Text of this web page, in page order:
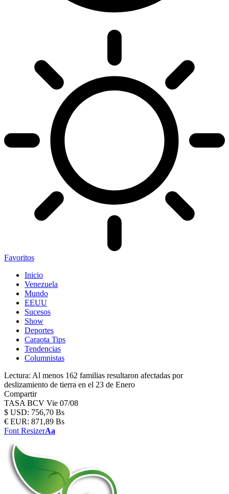
Favoritos
Inicio
Venezuela
Mundo
EEUU
Sucesos
Show
Deportes
Caraota Tips
Tendencias
Columnistas
Lectura: Al menos 162 familias resultaron afectadas por
deslizamiento de tierra en el 23 de Enero
Compartir
TASA BCV Vie 07/08
$ USD: 756,70 Bs
€ EUR: 871,89 Bs
Font ResizerAa